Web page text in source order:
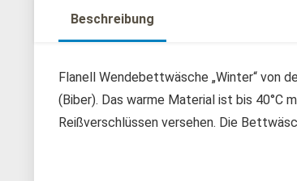
Beschreibung
Flanell Wendebettwäsche „Winter“ von
(Biber). Das warme Material ist bis 40°C
Reißverschlüssen versehen. Die